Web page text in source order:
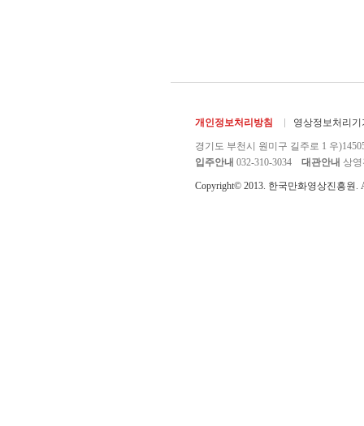
개인정보처리방침 영상정보처리기
경기도 부천시 원미구 길주로 1 우
입주안내 032-310-3034 대관안내 상영
Copyright© 2013. 한국만화영상진흥원.